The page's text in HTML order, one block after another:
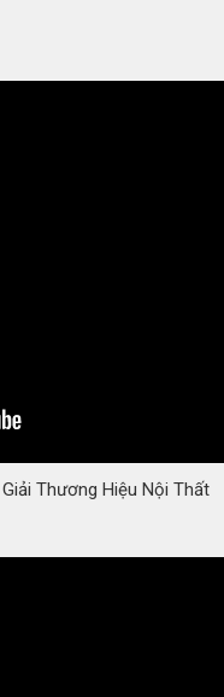
Thương Hiệu Nội Thất